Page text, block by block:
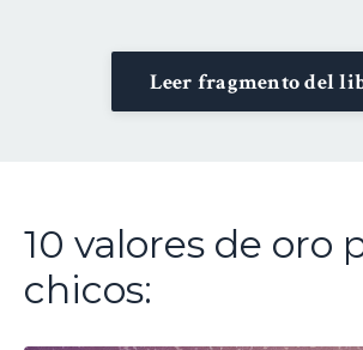
Leer fragmento del
10 valores de oro
chicos: